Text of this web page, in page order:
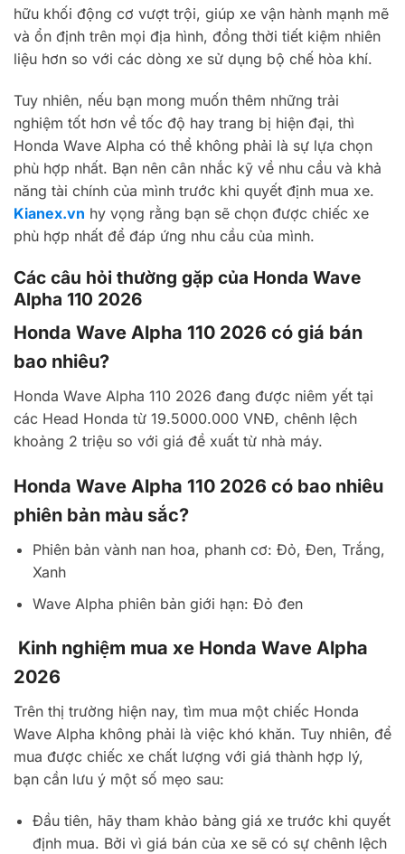
hữu khối động cơ vượt trội, giúp xe vận hành mạnh mẽ
và ổn định trên mọi địa hình, đồng thời tiết kiệm nhiên
liệu hơn so với các dòng xe sử dụng bộ chế hòa khí.
Tuy nhiên, nếu bạn mong muốn thêm những trải
nghiệm tốt hơn về tốc độ hay trang bị hiện đại, thì
Honda Wave Alpha có thể không phải là sự lựa chọn
phù hợp nhất. Bạn nên cân nhắc kỹ về nhu cầu và khả
năng tài chính của mình trước khi quyết định mua xe.
Kianex.vn hy vọng rằng bạn sẽ chọn được chiếc xe
phù hợp nhất để đáp ứng nhu cầu của mình.
Các câu hỏi thường gặp của Honda Wave
Alpha 110 2026
Honda Wave Alpha 110 2026 có giá bán
bao nhiêu?
Honda Wave Alpha 110 2026 đang được niêm yết tại
các Head Honda từ 19.5000.000 VNĐ, chênh lệch
khoảng 2 triệu so với giá đề xuất từ nhà máy.
Honda Wave Alpha 110 2026 có bao nhiêu
phiên bản màu sắc?
Phiên bản vành nan hoa, phanh cơ: Đỏ, Đen, Trắng,
Xanh
Wave Alpha phiên bản giới hạn: Đỏ đen
Kinh nghiệm mua xe Honda Wave Alpha
2026
Trên thị trường hiện nay, tìm mua một chiếc Honda
Wave Alpha không phải là việc khó khăn. Tuy nhiên, để
mua được chiếc xe chất lượng với giá thành hợp lý,
bạn cần lưu ý một số mẹo sau:
Đầu tiên, hãy tham khảo bảng giá xe trước khi quyết
định mua. Bởi vì giá bán của xe sẽ có sự chênh lệch